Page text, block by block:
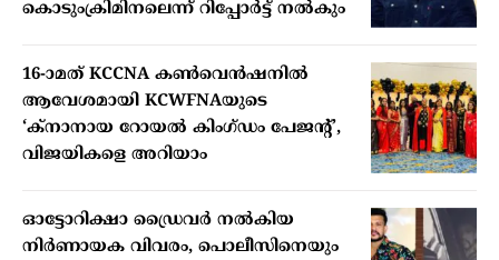
കൊടുംക്രിമിനലെന്ന് റിപ്പോർട്ട് നൽകും
16-ാമത് KCCNA കൺവെൻഷനിൽ
ആവേശമായി KCWFNAയുടെ
‘ക്നാനായ റോയൽ കിംഗ്ഡം പേജന്റ്’,
വിജയികളെ അറിയാം
ഓട്ടോറിക്ഷാ ഡ്രൈവർ നൽകിയ
നിർണായക വിവരം, പൊലീസിനെയും